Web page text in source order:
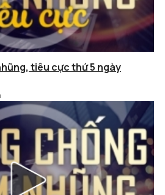
tiêu cực thứ 5 ngày